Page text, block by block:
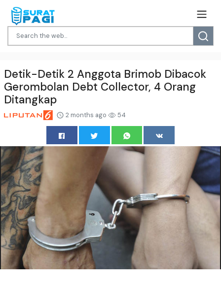
Detik-Detik 2 Anggota Brimob Dibacok
Gerombolan Debt Collector, 4 Orang
Ditangkap
2 months ago 54